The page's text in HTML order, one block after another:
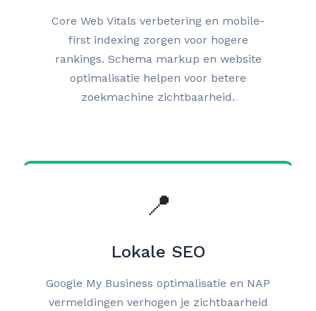
Core Web Vitals verbetering en mobile-
first indexing zorgen voor hogere
rankings. Schema markup en website
optimalisatie helpen voor betere
zoekmachine zichtbaarheid.
📍
Lokale SEO
Google My Business optimalisatie en NAP
vermeldingen verhogen je zichtbaarheid